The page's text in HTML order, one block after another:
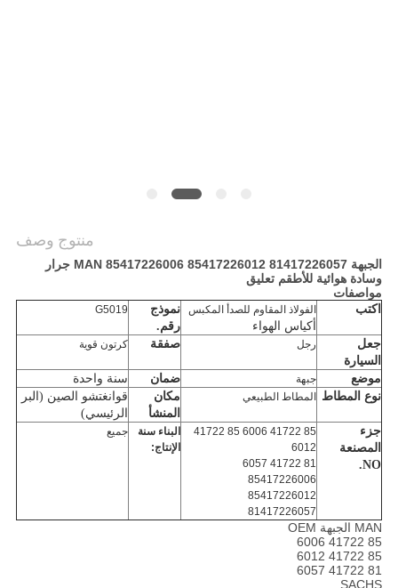
منتوج وصف
الجبهة MAN 85417226006 85417226012 81417226057 جرار
وسادة هوائية للأطقم تعليق
مواصفات
اكتب الفولاذ المقاوم للصدأ المكبس
أكياس الهواء
نموذج
رقم.
G5019
جعل
السيارة
رجل صفقة كرتون قوية
موضع جبهة ضمان
سنة واحدة
نوع المطاط
المطاط الطبيعي
مكان
المنشأ
قوانغتشو الصين (البر
الرئيسي)
جزء
المصنعة
NO.
85 41722 6006 85 41722
6012
81 41722 6057
85417226006
85417226012
81417226057
البناء سنة
الإنتاج:
جميع
MAN الجبهة OEM
85 41722 6006
85 41722 6012
81 41722 6057
SACHS